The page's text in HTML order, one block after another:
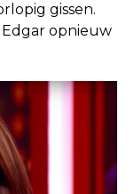
gissen.
Edgar opnieuw